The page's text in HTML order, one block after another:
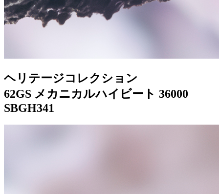
ヘリテージコレクション
62GS メカニカルハイビート 36000
SBGH341